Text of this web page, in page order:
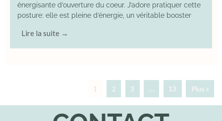
énergisante d’ouverture du coeur. J’adore pratiquer cette
posture: elle est pleine d’énergie, un véritable booster
Lire la suite →
1 2 3 … 13 Plus »